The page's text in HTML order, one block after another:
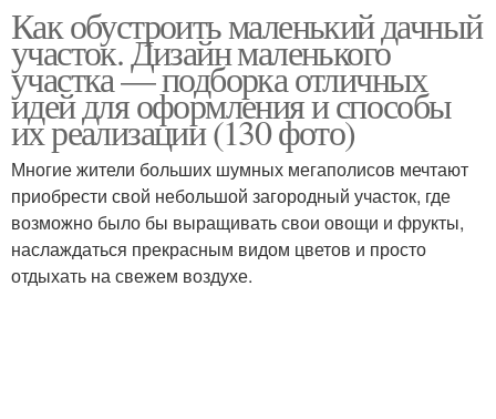
Как обустроить маленький дачный
участок. Дизайн маленького
участка — подборка отличных
идей для оформления и способы
их реализации (130 фото)
Многие жители больших шумных мегаполисов мечтают
приобрести свой небольшой загородный участок, где
возможно было бы выращивать свои овощи и фрукты,
наслаждаться прекрасным видом цветов и просто
отдыхать на свежем воздухе.